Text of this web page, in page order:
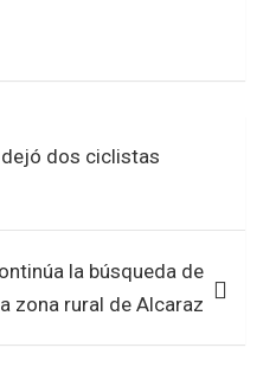
dos ciclistas
la búsqueda de
zona rural de Alcaraz